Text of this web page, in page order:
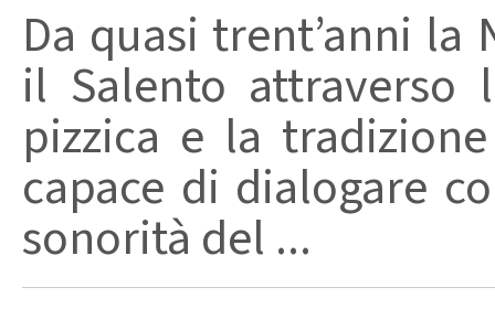
Da quasi trent’anni
il Salento attraverso
pizzica e la
capace di dialogare
sonorità del ...